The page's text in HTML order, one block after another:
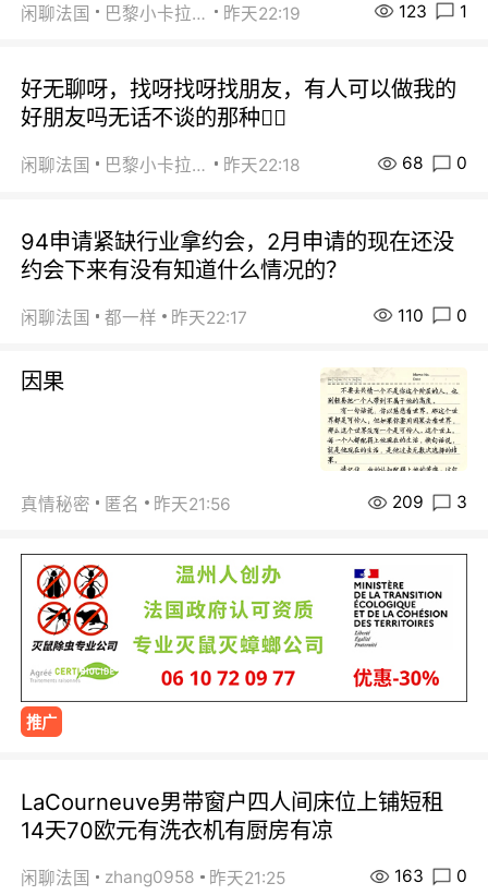
闲聊法国 巴黎小卡拉咪 昨天22:19 123 1
好无聊呀，找呀找呀找朋友，有人可以做我的
好朋友吗无话不谈的那种😮‍💨
闲聊法国 巴黎小卡拉咪 昨天22:18 68 0
94申请紧缺行业拿约会，2月申请的现在还没
约会下来有没有知道什么情况的？
闲聊法国 都一样 昨天22:17 110 0
因果
真情秘密 匿名 昨天21:56 209 3
推广
LaCourneuve男带窗户四人间床位上铺短租
14天70欧元有洗衣机有厨房有凉
闲聊法国 zhang0958 昨天21:25 163 0